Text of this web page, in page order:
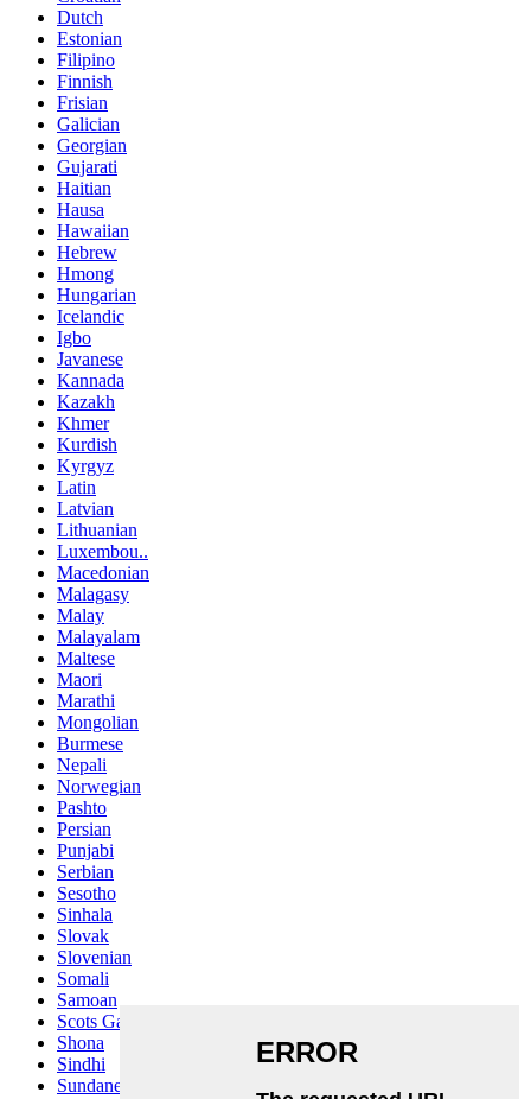
Dutch
Estonian
Filipino
Finnish
Frisian
Galician
Georgian
Gujarati
Haitian
Hausa
Hawaiian
Hebrew
Hmong
Hungarian
Icelandic
Igbo
Javanese
Kannada
Kazakh
Khmer
Kurdish
Kyrgyz
Latin
Latvian
Lithuanian
Luxembou..
Macedonian
Malagasy
Malay
Malayalam
Maltese
Maori
Marathi
Mongolian
Burmese
Nepali
Norwegian
Pashto
Persian
Punjabi
Serbian
Sesotho
Sinhala
Slovak
Slovenian
Somali
Samoan
Scots Gaelic
Shona
Sindhi
Sundanese